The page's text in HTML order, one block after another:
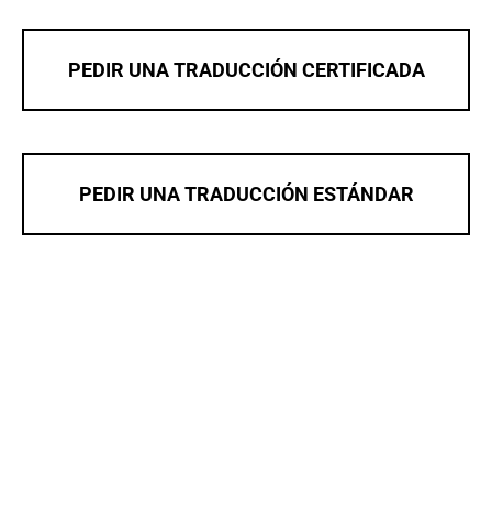
PEDIR UNA TRADUCCIÓN CERTIFICADA
PEDIR UNA TRADUCCIÓN ESTÁNDAR